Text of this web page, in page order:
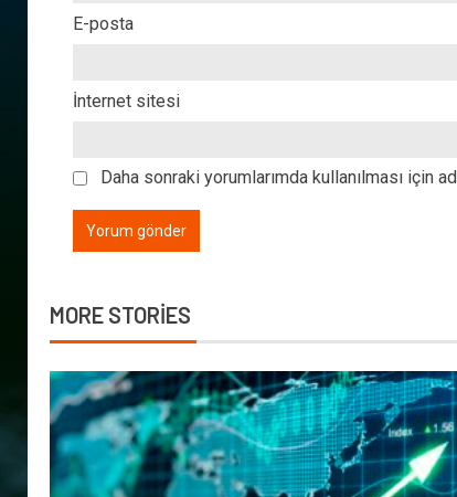
E-posta
İnternet sitesi
Daha sonraki yorumlarımda kullanılması için
MORE STORIES